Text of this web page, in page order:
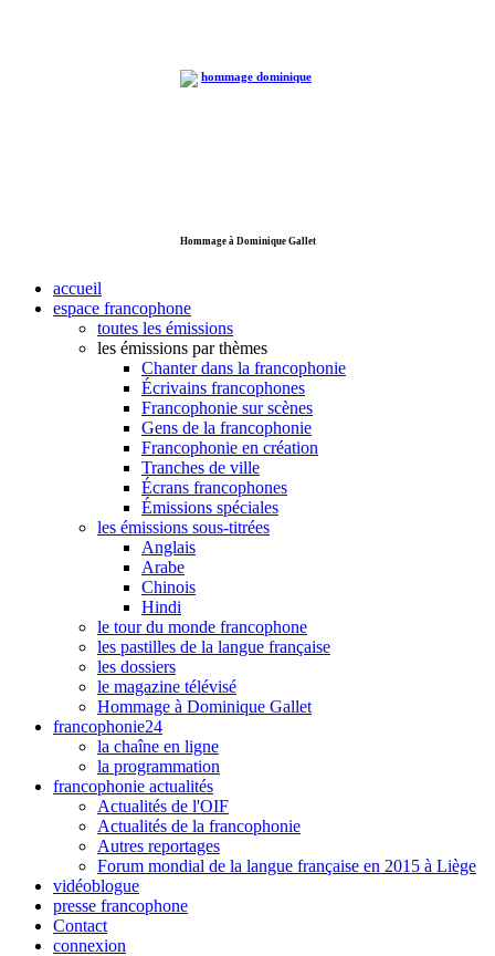
Hommage à Dominique Gallet
accueil
espace francophone
toutes les émissions
les émissions par thèmes
Chanter dans la francophonie
Écrivains francophones
Francophonie sur scènes
Gens de la francophonie
Francophonie en création
Tranches de ville
Écrans francophones
Émissions spéciales
les émissions sous-titrées
Anglais
Arabe
Chinois
Hindi
le tour du monde francophone
les pastilles de la langue française
les dossiers
le magazine télévisé
Hommage à Dominique Gallet
francophonie24
la chaîne en ligne
la programmation
francophonie actualités
Actualités de l'OIF
Actualités de la francophonie
Autres reportages
Forum mondial de la langue française en 2015 à Liège
vidéoblogue
presse francophone
Contact
connexion